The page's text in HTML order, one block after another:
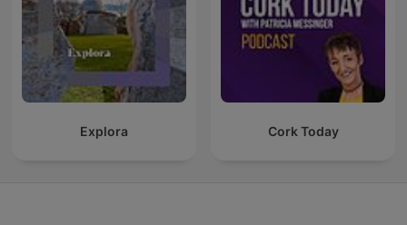
Explora Cork Today